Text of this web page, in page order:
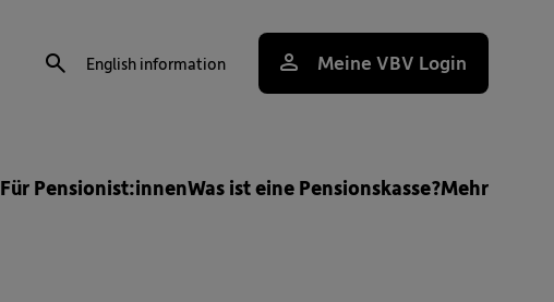
SucheEnglish information Meine VBV Login
Für Pensionist:innenWas ist eine Pensionskasse?Mehr